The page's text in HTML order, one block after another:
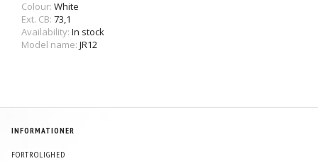
Colour: White
Ext. CB: 73,1
Availability: In stock
Model name: JR12
INFORMATIONER
FORTROLIGHED